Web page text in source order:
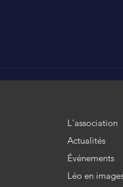
L'association
Actualités
Événements
Léo en